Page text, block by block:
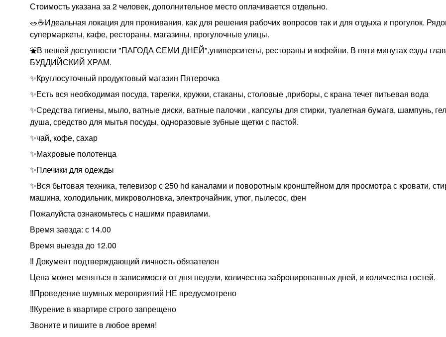
Стоимость указана за 2 человек, дополнительное место оплачивается отдельно.
🥗☕️Идеальная локация для проживания, как для решения рабочих вопросов так и для отдыха и прогулок.
супермаркеты, кафе, рестораны, магазины, прогулочные улицы.
⛲️В пешей доступности "ПАГОДА СЕМИ ДНЕЙ",университеты, рестораны и кофейни. В пяти минутах езды
БУДДИЙСКИЙ ХРАМ.
✨Круглосуточный продуктовый магазин Пятерочка
✨Есть вся необходимая посуда, тарелки, кружки, стаканы, столовые ,приборы, с крана течет питьевая вода
✨Средства гигиены, мыло, ватные диски, ватные палочки , капсулы для стирки, туалетная бумага, шампунь,
душа, средство для мытья посуды, одноразовые зубные щетки с пастой.
✨чай, кофе, сахар
✨Махровые полотенца
✨Плечики для одежды
✨Вся бытовая техника, телевизор с 250 hd каналами и поворотным кронштейном для просмотра с кровати,
машина, холодильник, микроволновка, электрочайник, утюг, пылесос, фен
Пожалуйста ознакомьтесь с нашими правилами.
Время заезда: с 14.00
Время выезда до 12.00
‼️ Документ подтверждающий личность обязателен
Цена может меняться в зависимости от дня недели, количества забронированных дней, и количества гостей.
‼️Проведение шумных мероприятий НЕ предусмотрено
‼️Курение в квартире строго запрещено
Звоните и пишите в любое время!